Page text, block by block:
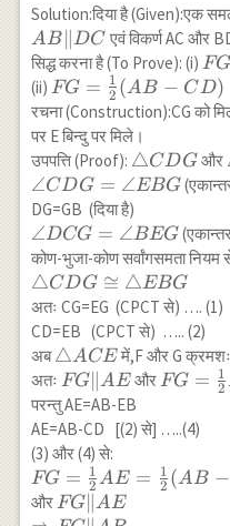
Solution:दिया है (Given):एक
AB∥DC एवं विकर्ण AC और
सिद्ध करना है (To Prove): (i) FG
(ii) FG=\frac{1}
{2}(AB-CD)
FG = 2
1 (AB − CD)
रचना (Construction):CG को
पर E बिन्दु पर मिले।
उपपत्ति (Proof): \triangle
CDG
△CDGऔर
\angle
CDG=\angle
EBG
∠CDG = ∠EBG
DG=GB (दिया है)
\angle
DCG=\angle
BEG
∠DCG = ∠BEG
कोण-भुजा-कोण सर्वांगसमता नियम
\triangle
CDG
\cong
\triangle
EBG
△CDG ≅ △EBG
अतः CG=EG (CPCT से) …. (1)
CD=EB (CPCT से) ….. (2)
अब\triangle
ACE
△ACEमें,F और G क्रमशः
अतः FG
\|
AE
FG∥ AEऔर
\cdots(3)
FG = 2
1
परन्तु AE=AB-EB
AE=AB-CD [(2) से] …..(4)
(3) और (4) से:
FG=\frac{1}
{2} A
FG = 2
1 AE = 2
1 (AB −
औरFG \| AE
FG∥ AE